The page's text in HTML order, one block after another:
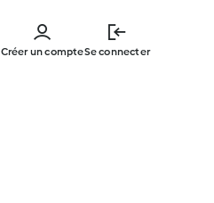
main
Créer un compteSe connecter